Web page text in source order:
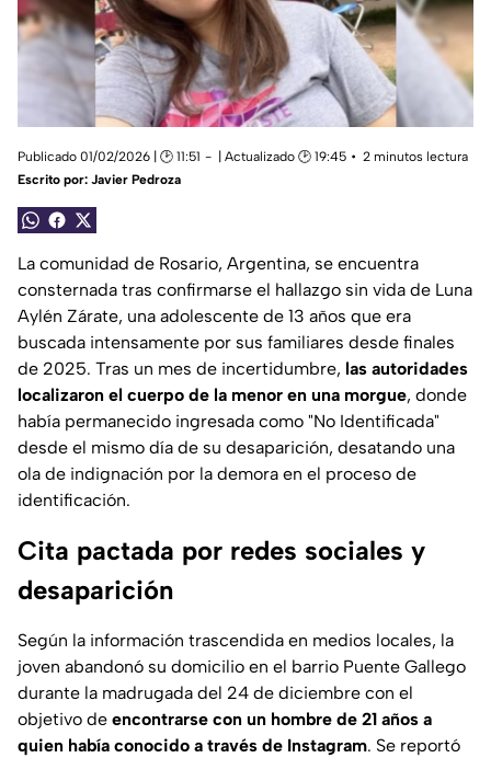
Publicado 01/02/2026 | 🕑 11:51 | Actualizado 🕑 19:45
2 minutos lectura
Escrito por: Javier Pedroza
La comunidad de Rosario, Argentina, se encuentra
consternada tras confirmarse el hallazgo sin vida de Luna
Aylén Zárate, una adolescente de 13 años que era
buscada intensamente por sus familiares desde finales
de 2025. Tras un mes de incertidumbre, las autoridades
localizaron el cuerpo de la menor en una morgue, donde
había permanecido ingresada como "No Identificada"
desde el mismo día de su desaparición, desatando una
ola de indignación por la demora en el proceso de
identificación.
Cita pactada por redes sociales y
desaparición
Según la información trascendida en medios locales, la
joven abandonó su domicilio en el barrio Puente Gallego
durante la madrugada del 24 de diciembre con el
objetivo de encontrarse con un hombre de 21 años a
quien había conocido a través de Instagram. Se reportó